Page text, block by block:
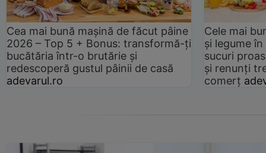
Cea mai bună mașină de făcut pâine
2026 – Top 5 + Bonus: transformă-ți
bucătăria într-o brutărie și
redescoperă gustul pâinii de casă
adevarul.ro
Cele mai
și legume
sucuri
și renunți
comerț